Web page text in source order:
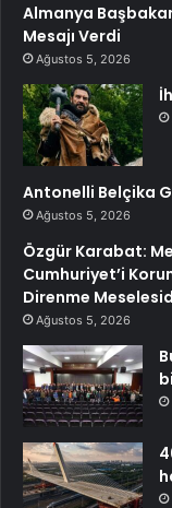
Almanya
Mesajı Verdi
Ağustos 5, 2026
Antonelli Belçika
Ağustos 5, 2026
Özgür Karabat:
Cumhuriyet’i
Direnme
Ağustos 5, 2026